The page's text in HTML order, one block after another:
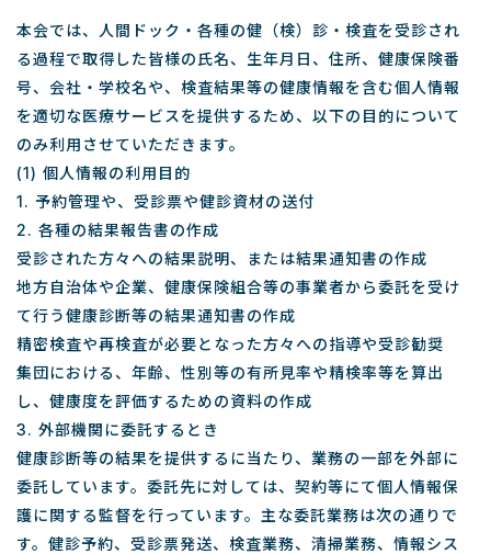
本会では、人間ドック・各種の健（検）診・検査を受診され
る過程で取得した皆様の氏名、生年月日、住所、健康保険番
号、会社・学校名や、検査結果等の健康情報を含む個人情報
を適切な医療サービスを提供するため、以下の目的について
のみ利用させていただきます。
(1) 個人情報の利用目的
1. 予約管理や、受診票や健診資材の送付
2. 各種の結果報告書の作成
受診された方々への結果説明、または結果通知書の作成
地方自治体や企業、健康保険組合等の事業者から委託を受け
て行う健康診断等の結果通知書の作成
精密検査や再検査が必要となった方々への指導や受診勧奨
集団における、年齢、性別等の有所見率や精検率等を算出
し、健康度を評価するための資料の作成
3. 外部機関に委託するとき
健康診断等の結果を提供するに当たり、業務の一部を外部に
委託しています。委託先に対しては、契約等にて個人情報保
護に関する監督を行っています。主な委託業務は次の通りで
す。健診予約、受診票発送、検査業務、清掃業務、情報シス